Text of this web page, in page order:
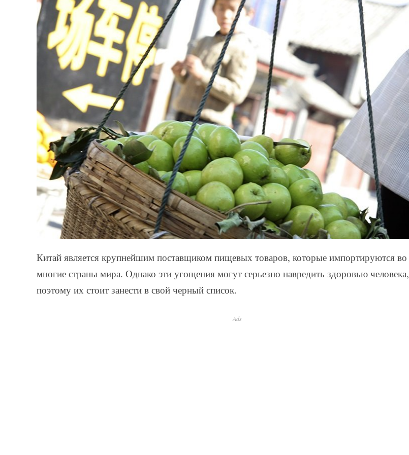
Китай является крупнейшим поставщиком пищевых товаров, которые импортируются во
многие страны мира. Однако эти угощения могут серьезно навредить здоровью человека,
поэтому их стоит занести в свой черный список.
Ads